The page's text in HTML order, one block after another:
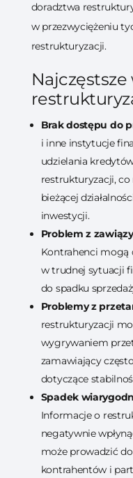
doradztwa
w przezwyciężeniu
restrukturyzacji.
Najczęstsze
Brak dostępu do
i inne instytucje
udzielania
restrukturyzacji,
bieżącej
inwestycji.
Problem z
Kontrahenci mogą
w trudnej sytuacji
do spadku
Problemy z
restrukturyzacji
wygrywaniem
zamawiający
dotyczące
Spadek
Informacje o
negatywnie
może prowadzić
kontrahentów i